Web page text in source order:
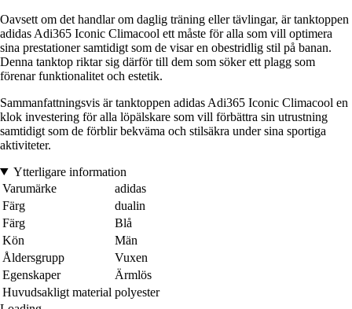
Oavsett om det handlar om daglig träning eller tävlingar, är tanktoppen
adidas Adi365 Iconic Climacool ett måste för alla som vill optimera
sina prestationer samtidigt som de visar en obestridlig stil på banan.
Denna tanktop riktar sig därför till dem som söker ett plagg som
förenar funktionalitet och estetik.
Sammanfattningsvis är tanktoppen adidas Adi365 Iconic Climacool en
klok investering för alla löpälskare som vill förbättra sin utrustning
samtidigt som de förblir bekväma och stilsäkra under sina sportiga
aktiviteter.
Ytterligare information
Varumärke
adidas
Färg
dualin
Färg
Blå
Kön
Män
Åldersgrupp
Vuxen
Egenskaper
Ärmlös
Huvudsakligt material polyester